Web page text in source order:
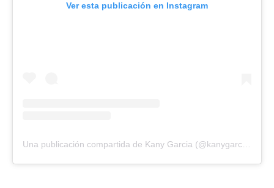
Ver esta publicación en Instagram
Una publicación compartida de Kany Garcia (@kanygarcia)